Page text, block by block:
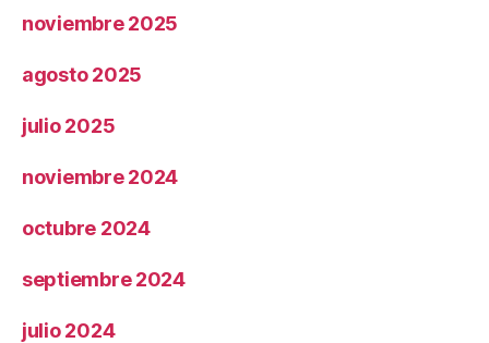
noviembre 2025
agosto 2025
julio 2025
noviembre 2024
octubre 2024
septiembre 2024
julio 2024